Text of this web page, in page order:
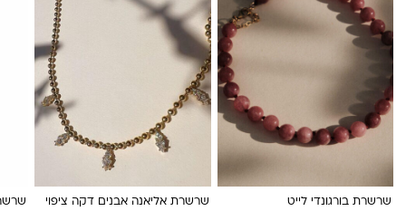
שרשרת בורגונדי לייט
שרשרת אליאנה אבנים דקה ציפוי